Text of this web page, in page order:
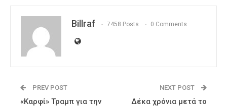
Billraf 7458 Posts 0 Comments
PREV POST
«Καρφί» Τραμπ για την
NEXT POST
Δέκα χρόνια μετά το